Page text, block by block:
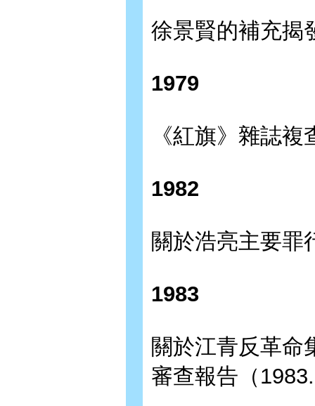
徐景賢的補充揭
1979
《紅旗》雜誌
1982
關於浩亮主要罪
1983
關於江青反革命
審查報告（